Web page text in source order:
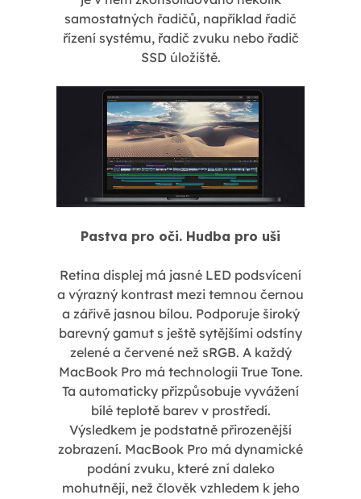
samostatných řadičů, například řadič
řízení systému, řadič zvuku nebo řadič
SSD úložiště.
Pastva pro oči. Hudba pro uši
Retina displej má jasné LED podsvícení
a výrazný kontrast mezi temnou černou
a zářivě jasnou bílou. Podporuje široký
barevný gamut s ještě sytějšími odstíny
zelené a červené než sRGB. A každý
MacBook Pro má technologii True Tone.
Ta automaticky přizpůsobuje vyvážení
bílé teplotě barev v prostředí.
Výsledkem je podstatně přirozenější
zobrazení. MacBook Pro má dynamické
podání zvuku, které zní daleko
mohutněji, než člověk vzhledem k jeho